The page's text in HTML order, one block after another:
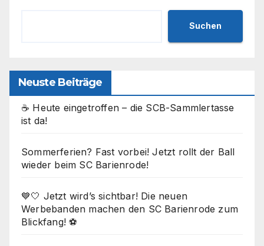
Suchen
Neuste Beiträge
☕ Heute eingetroffen – die SCB-Sammlertasse
ist da!
Sommerferien? Fast vorbei! Jetzt rollt der Ball
wieder beim SC Barienrode!
💙🤍 Jetzt wird’s sichtbar! Die neuen
Werbebanden machen den SC Barienrode zum
Blickfang! ⚽